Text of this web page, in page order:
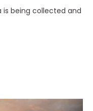
being collected and